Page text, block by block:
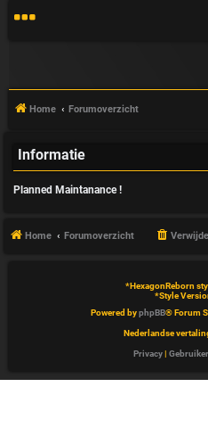
V
A
Home Forumoverzicht
Informatie
Planned Maintanance !
Home Forumoverzicht
*HexagonReborn
*Style
Powered byphpBB® Forum
Nederlandse
Privacy|